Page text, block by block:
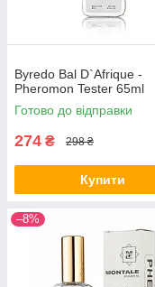
Byredo Bal D`Afrique -
Pheromon Tester 65ml
Готово до відправки
274 ₴ 298 ₴
Купити
–8%